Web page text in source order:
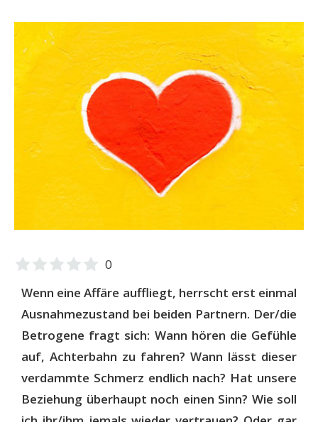
0
Wenn eine Affäre auffliegt, herrscht erst einmal
Ausnahmezustand bei beiden Partnern. Der/die
Betrogene fragt sich: Wann hören die Gefühle
auf, Achterbahn zu fahren? Wann lässt dieser
verdammte Schmerz endlich nach? Hat unsere
Beziehung überhaupt noch einen Sinn? Wie soll